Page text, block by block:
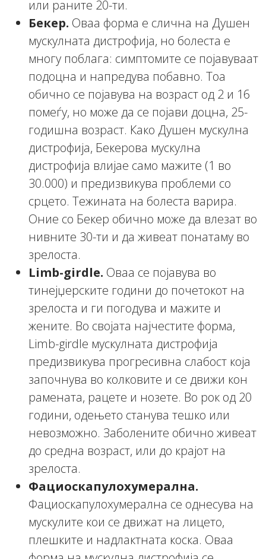
или раните 20-ти.
Бекер. Оваа форма е слична на Душен
мускулната дистрофија, но болеста е
многу поблага: симптомите се појавуваат
подоцна и напредува побавно. Тоа
обично се појавува на возраст од 2 и 16
помеѓу, но може да се појави доцна, 25-
годишна возраст. Како Душен мускулна
дистрофија, Бекерова мускулна
дистрофија влијае само мажите (1 во
30.000) и предизвикува проблеми со
срцето. Тежината на болеста варира.
Оние со Бекер обично може да влезат во
нивните 30-ти и да живеат понатаму во
зрелоста.
Limb-girdle. Оваа се појавува во
тинејџерските години до почетокот на
зрелоста и ги погодува и мажите и
жените. Во својата најчестите форма,
Limb-girdle мускулната дистрофија
предизвикува прогресивна слабост која
започнува во колковите и се движи кон
рамената, рацете и нозете. Во рок од 20
години, одењето станува тешко или
невозможно. Заболените обично живеат
до средна возраст, или до крајот на
зрелоста.
Фациоскапулохумерална.
Фациоскапулохумерална се однесува на
мускулите кои се движат на лицето,
плешките и надлактната коска. Оваа